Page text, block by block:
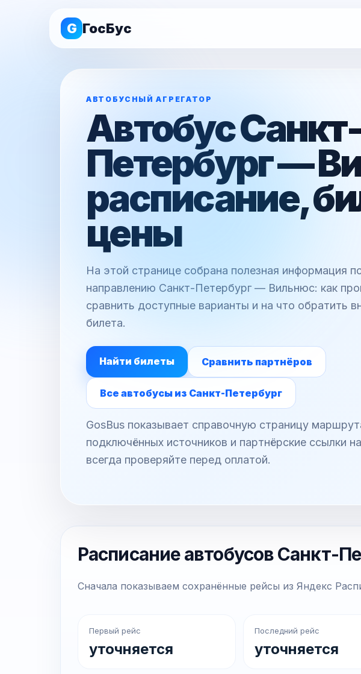
G ГосБус
АВТОБУСНЫЙ АГРЕГАТОР
Автобус Санкт-
Петербург —
расписание,
цены
На этой странице собрана полезная информация
направлению Санкт-Петербург — Вильнюс: как
сравнить доступные варианты и на что обратить
билета.
Найти билеты Сравнить партнёров
Все автобусы из Санкт-Петербург
GosBus показывает справочную страницу
подключённых источников и партнёрские ссылки
всегда проверяйте перед оплатой.
Расписание автобусов Санкт-
Сначала показываем сохранённые рейсы из Яндекс
Первый рейс
уточняется
Последний рейс
уточняется